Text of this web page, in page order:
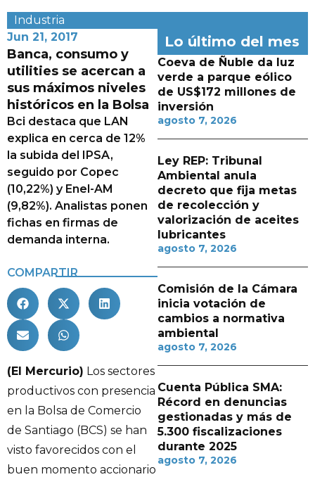
Industria
Jun 21, 2017
Banca, consumo y
utilities se acercan a
sus máximos niveles
históricos en la Bolsa
Bci destaca que LAN
explica en cerca de 12%
la subida del IPSA,
seguido por Copec
(10,22%) y Enel-AM
(9,82%). Analistas ponen
fichas en firmas de
demanda interna.
COMPARTIR
(El Mercurio) Los sectores
productivos con presencia
en la Bolsa de Comercio
de Santiago (BCS) se han
visto favorecidos con el
buen momento accionario
Lo último del mes
Coeva de Ñuble da luz
verde a parque eólico
de US$172 millones de
inversión
agosto 7, 2026
Ley REP: Tribunal
Ambiental anula
decreto que fija metas
de recolección y
valorización de aceites
lubricantes
agosto 7, 2026
Comisión de la Cámara
inicia votación de
cambios a normativa
ambiental
agosto 7, 2026
Cuenta Pública SMA:
Récord en denuncias
gestionadas y más de
5.300 fiscalizaciones
durante 2025
agosto 7, 2026